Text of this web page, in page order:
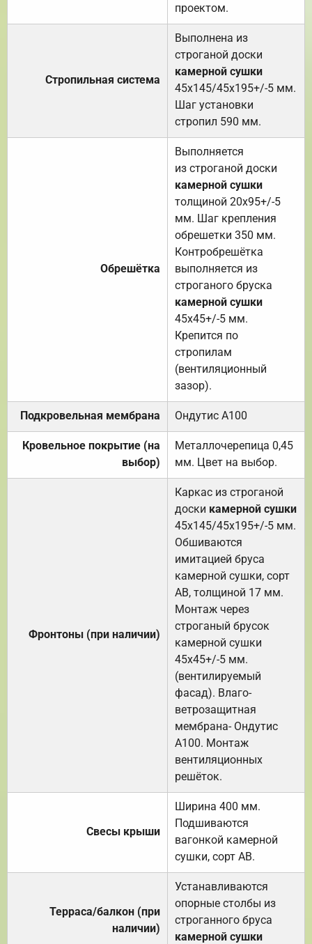
проектом.
Стропильная система
Выполнена из
строганой доски
камерной сушки
45х145/45х195+/-5 мм.
Шаг установки
стропил 590 мм.
Обрешётка
Выполняется
из строганой доски
камерной сушки
толщиной 20х95+/-5
мм. Шаг крепления
обрешетки 350 мм.
Контробрешётка
выполняется из
строганого бруска
камерной сушки
45х45+/-5 мм.
Крепится по
стропилам
(вентиляционный
зазор).
Подкровельная мембрана Ондутис А100
Кровельное покрытие (на
выбор)
Металлочерепица 0,45
мм. Цвет на выбор.
Фронтоны (при наличии)
Каркас из строганой
доски камерной сушки
45х145/45х195+/-5 мм.
Обшиваются
имитацией бруса
камерной сушки, сорт
АВ, толщиной 17 мм.
Монтаж через
строганый брусок
камерной сушки
45х45+/-5 мм.
(вентилируемый
фасад). Влаго-
ветрозащитная
мембрана- Ондутис
А100. Монтаж
вентиляционных
решёток.
Свесы крыши
Ширина 400 мм.
Подшиваются
вагонкой камерной
сушки, сорт АВ.
Терраса/балкон (при
наличии)
Устанавливаются
опорные столбы из
строганного бруса
камерной сушки